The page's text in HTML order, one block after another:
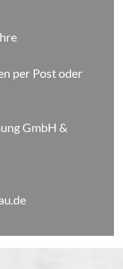
per Post oder
GmbH &